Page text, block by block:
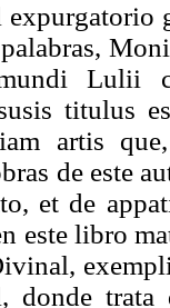
palabras,
Lulii
titulus
artis
de este
et de
este libro
donde trata